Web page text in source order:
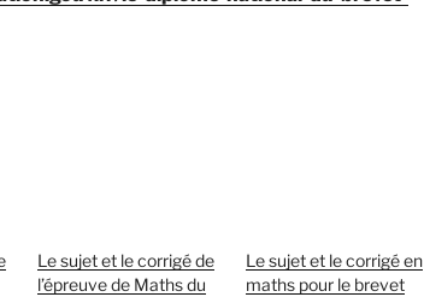
Le sujet et le corrigé de
l’épreuve de Maths du
Le sujet et le corrigé en
maths pour le brevet